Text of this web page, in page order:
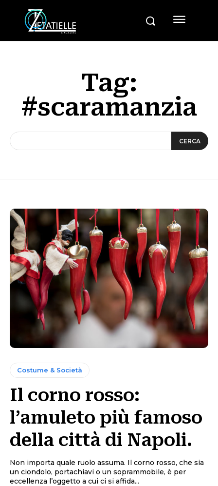
Tag:
#scaramanzia
CERCA
Costume & Società
Il corno rosso:
l’amuleto più famoso
della città di Napoli.
Non importa quale ruolo assuma. Il corno rosso, che sia
un ciondolo, portachiavi o un soprammobile, è per
eccellenza l’oggetto a cui ci si affida...